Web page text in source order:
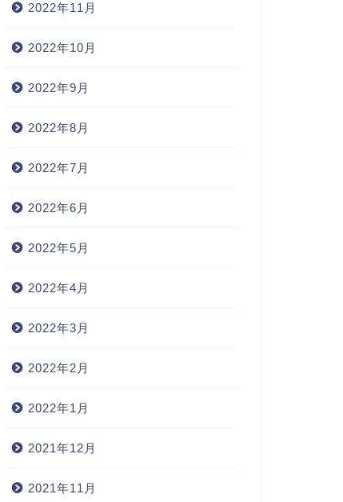
2022年11月
2022年10月
2022年9月
2022年8月
2022年7月
2022年6月
2022年5月
2022年4月
2022年3月
2022年2月
2022年1月
2021年12月
2021年11月